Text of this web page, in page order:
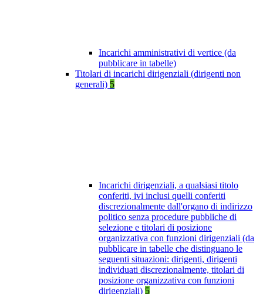
Incarichi amministrativi di vertice (da
pubblicare in tabelle)
Titolari di incarichi dirigenziali (dirigenti non
generali) 5
Incarichi dirigenziali, a qualsiasi titolo
conferiti, ivi inclusi quelli conferiti
discrezionalmente dall'organo di indirizzo
politico senza procedure pubbliche di
selezione e titolari di posizione
organizzativa con funzioni dirigenziali (da
pubblicare in tabelle che distinguano le
seguenti situazioni: dirigenti, dirigenti
individuati discrezionalmente, titolari di
posizione organizzativa con funzioni
dirigenziali) 5